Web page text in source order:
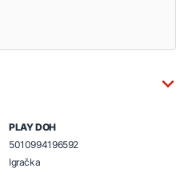
PLAY DOH
5010994196592
Igračka